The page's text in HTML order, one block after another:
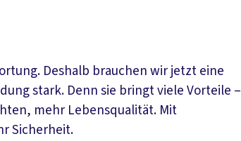
Deshalb brauchen wir jetzt eine
stark. Denn sie bringt viele Vorteile –
mehr Lebensqualität. Mit
Sicherheit.